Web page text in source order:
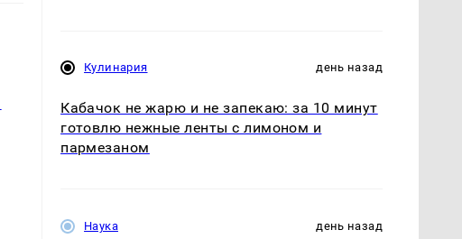
Кулинария день назад
Кабачок не жарю и не запекаю: за 10 минут
готовлю нежные ленты с лимоном и
пармезаном
Наука день назад